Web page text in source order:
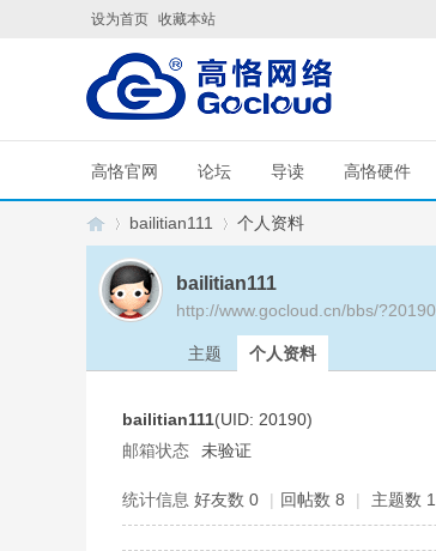
设为首页 收藏本站
高恪官网 论坛 导读 高恪硬件
bailitian111 个人资料
bailitian111
http://www.gocloud.cn/bbs/?20190
主题 个人资料
bailitian111(UID: 20190)
邮箱状态
未验证
统计信息 好友数 0 | 回帖数 8 | 主题数 1